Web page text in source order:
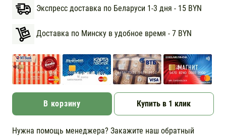
Экспресс доставка по Беларуси 1-3 дня - 15 BYN
Доставка по Минску в удобное время - 7 BYN
В корзину Купить в 1 клик
Нужна помощь менеджера? Закажите наш обратный